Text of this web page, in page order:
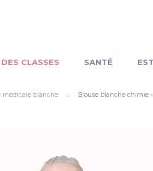
CLASSES SANTÉ
médicale blanche Blouse blanche chimie